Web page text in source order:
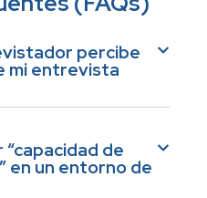
percibe
mi entrevista
de
en un entorno de